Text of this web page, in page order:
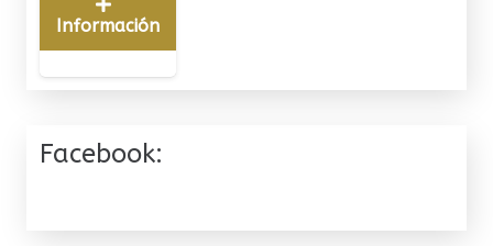
Información
Facebook: